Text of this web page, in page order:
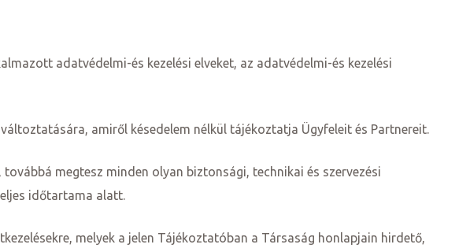
adatvédelmi-és kezelési elveket, az adatvédelmi-és kezelési
amiről késedelem nélkül tájékoztatja Ügyfeleit és Partnereit.
megtesz minden olyan biztonsági, technikai és szervezési
időtartama alatt.
melyek a jelen Tájékoztatóban a Társaság honlapjain hirdető,